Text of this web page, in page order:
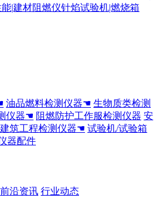
油品燃料检测仪器☚ 生物质类检测
仪器☚ 阻燃防护工作服检测仪器 安
建筑工程检测仪器☚ 试验机/试验箱
器配件
前沿资讯 行业动态